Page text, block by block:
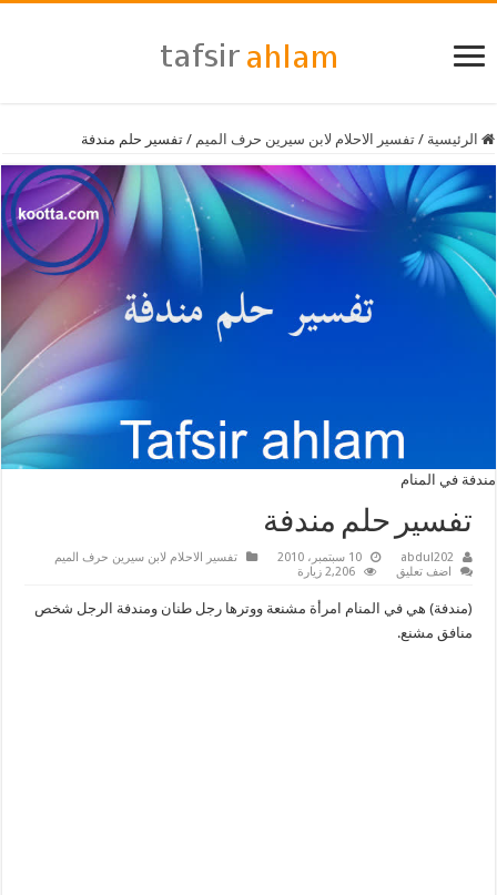
الرئيسية / تفسير الاحلام لابن سيرين حرف الميم / تفسير حلم مندفة
مندفة في المنام
تفسير حلم مندفة
abdul202 10 سبتمبر، 2010
تفسير الاحلام لابن سيرين حرف الميم
اضف تعليق
2,206 زيارة
(مندفة) هي في المنام امرأة مشنعة ووترها رجل طنان ومندفة الرجل شخص
منافق مشنع.